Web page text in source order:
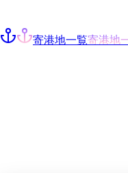
寄港地一覧寄港地